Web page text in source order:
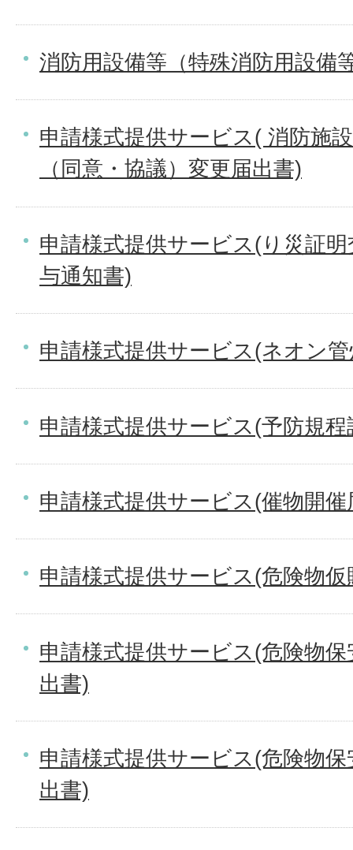
消防用設備等（特殊消防用設備
申請様式提供サービス( 消防施
（同意・協議）変更届出書)
申請様式提供サービス(り災証
与通知書)
申請様式提供サービス(ネオン
申請様式提供サービス(予防規
申請様式提供サービス(催物開催
申請様式提供サービス(危険物
申請様式提供サービス(危険物
出書)
申請様式提供サービス(危険物
出書)